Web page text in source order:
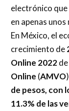
electrónico que
en apenas
En México, el
crecimiento de
Online 2022
Online (AMVO
de pesos, con
11.3% de las